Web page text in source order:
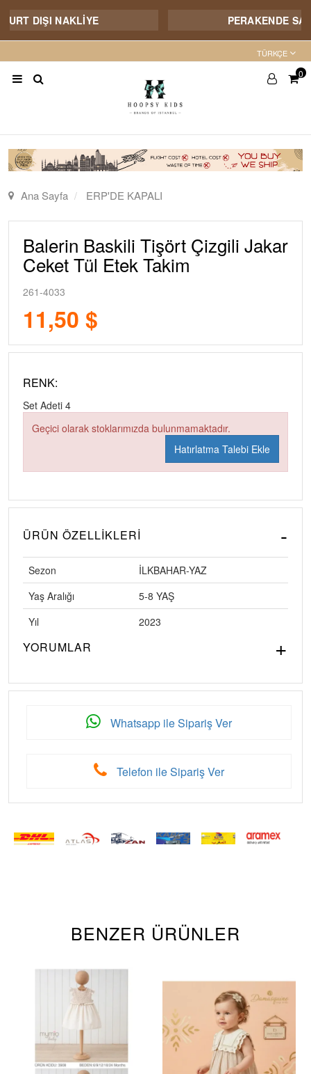
DIŞI NAKLİYE PERAKENDE
TÜRKÇE
0
Ana Sayfa ERP'DE KAPALI
Balerin Baskili Tişört Çizgili Jakar
Ceket Tül Etek Takim
261-4033
11,50 $
RENK:
Set Adeti 4
Geçici olarak stoklarımızda bulunmamaktadır.
Hatırlatma Talebi Ekle
ÜRÜN ÖZELLIKLERI
Sezon
İLKBAHAR-YAZ
Yaş Aralığı
5-8 YAŞ
Yıl
2023
YORUMLAR
Whatsapp ile Sipariş Ver
Telefon ile Sipariş Ver
BENZER ÜRÜNLER